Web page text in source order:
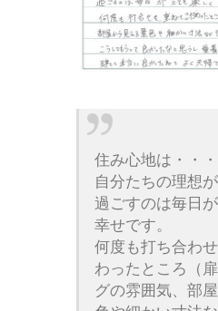
住み心地は・・
自分たちの理想
過ごすのは毎日
幸せです。
何度も打ち合わ
わったところ（
グの雰囲気、部